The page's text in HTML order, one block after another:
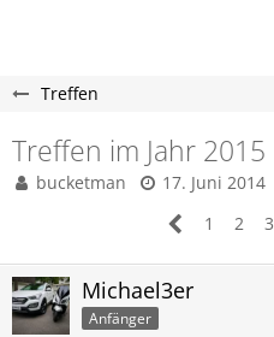
Treffen
Treffen im Jahr 2015
bucketman
17. Juni 2014
1
2 3
Michael3er
Anfänger